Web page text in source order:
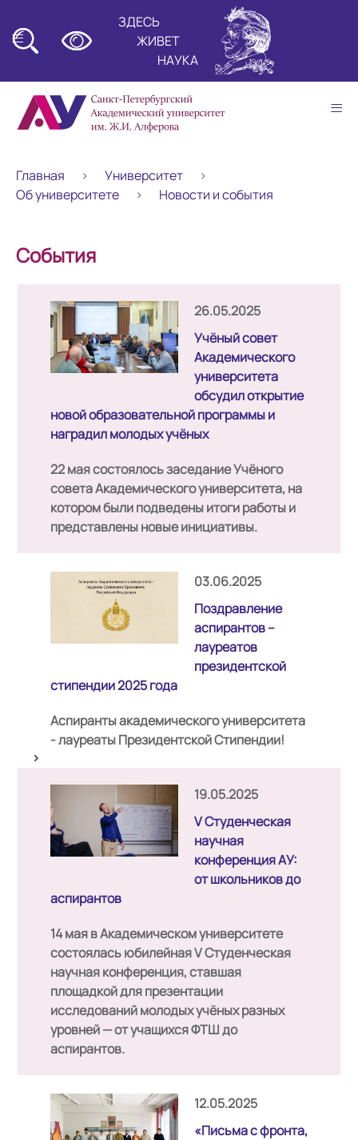
ЗДЕСЬ
ЖИВЕТ
НАУКА
Главная
Университет
Об университете
Новости и события
События
26.05.2025
Учёный совет
Академического
университета
обсудил открытие
новой образовательной программы и
наградил молодых учёных
22 мая состоялось заседание Учёного
совета Академического университета, на
котором были подведены итоги работы и
представлены новые инициативы.
03.06.2025
Поздравление
аспирантов –
лауреатов
президентской
стипендии 2025 года
Аспиранты академического университета
- лауреаты Президентской Стипендии!
19.05.2025
V Студенческая
научная
конференция АУ:
от школьников до
аспирантов
14 мая в Академическом университете
состоялась юбилейная V Студенческая
научная конференция, ставшая
площадкой для презентации
исследований молодых учёных разных
уровней — от учащихся ФТШ до
аспирантов.
12.05.2025
«Письма с фронта,
≡
≡